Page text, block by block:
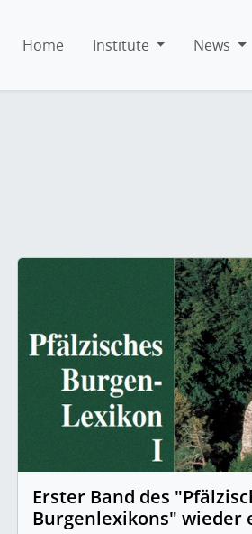
Home Institute News
Erster Band des
Burgenlexikons" wieder